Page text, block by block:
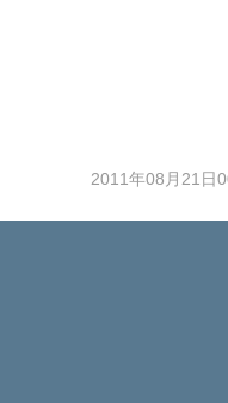
2011年08月21日